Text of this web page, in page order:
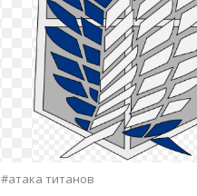
#атака титанов